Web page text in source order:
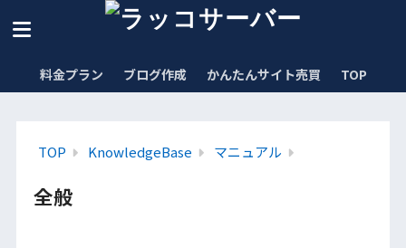
料金プラン ブログ作成 かんたんサイト売買 TOP
TOP KnowledgeBase マニュアル
全般